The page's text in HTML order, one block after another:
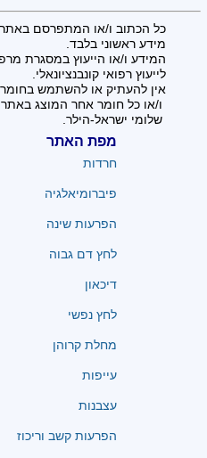
כל הכתוב ו/או המתפרסם
מידע ראשוני בלבד.
המידע ו/או הייעוץ במסגרת
לייעוץ רפואי קונבנציונאלי.
אין להעתיק או להשתמש
ו/או כל חומר אחר המוצג
שלומי ישראל-הילר.
מפת האתר
חרדות
פיברומיאלגיה
הפרעות שינה
לחץ דם גבוה
דיכאון
לחץ נפשי
מחלת קרוהן
עייפות
עצבנות
הפרעות קשב וריכוז